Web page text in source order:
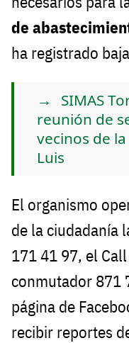
de
ha registrado
SIMAS
reunión de
vecinos de
Luis
El organismo
de la ciudadanía
171 41 97, el
conmutador 871
página de
recibir reportes